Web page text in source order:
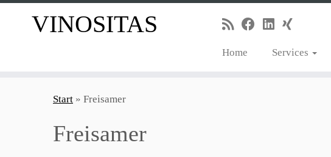
VINOSITAS
Home Services
Start » Freisamer
Freisamer